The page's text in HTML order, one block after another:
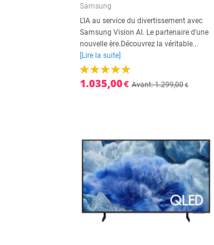
Samsung
L'IA au service du divertissement avec
Samsung Vision AI. Le partenaire d'une
nouvelle ère.Découvrez la véritable...
[Lire la suite]
1.035,00€ Avant: 1.299,00€